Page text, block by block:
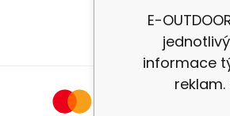
Ochrana osobních
E-
informace